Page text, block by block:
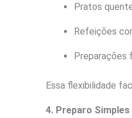
Pratos
Refeições
Preparações
Essa flexibilidade
4. Preparo